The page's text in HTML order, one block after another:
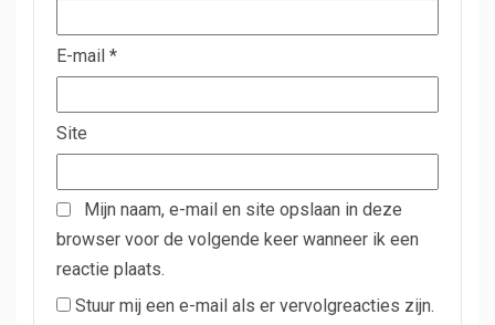
E-mail *
Site
Mijn naam, e-mail en site opslaan in deze
browser voor de volgende keer wanneer ik een
reactie plaats.
Stuur mij een e-mail als er vervolgreacties zijn.